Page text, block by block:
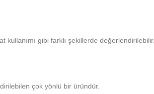
gibi farklı şekillerde değerlendirilebilir.
çok yönlü bir üründür.